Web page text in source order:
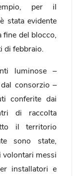
per il
stata evidente
del blocco,
di febbraio.
luminose –
consorzio –
conferite dai
di raccolta
il territorio
sono state,
volontari messi
installatori e